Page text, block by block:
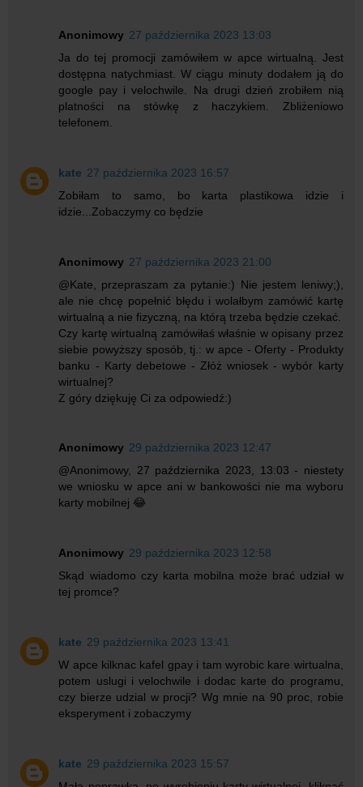
Anonimowy 27 października 2023 13:03
Ja do tej promocji zamówiłem w apce wirtualną. Jest
dostępna natychmiast. W ciągu minuty dodałem ją do
google pay i velochwile. Na drugi dzień zrobiłem nią
platności na stówkę z haczykiem. Zbliżeniowo
telefonem.
kate 27 października 2023 16:57
Zobiłam to samo, bo karta plastikowa idzie i
idzie...Zobaczymy co będzie
Anonimowy 27 października 2023 21:00
@Kate, przepraszam za pytanie:) Nie jestem leniwy;),
ale nie chcę popełnić błędu i wolałbym zamówić kartę
wirtualną a nie fizyczną, na którą trzeba będzie czekać.
Czy kartę wirtualną zamówiłaś właśnie w opisany przez
siebie powyższy sposób, tj.: w apce - Oferty - Produkty
banku - Karty debetowe - Złóż wniosek - wybór karty
wirtualnej?
Z góry dziękuję Ci za odpowiedź:)
Anonimowy 29 października 2023 12:47
@Anonimowy, 27 października 2023, 13:03 - niestety
we wniosku w apce ani w bankowości nie ma wyboru
karty mobilnej 😂
Anonimowy 29 października 2023 12:58
Skąd wiadomo czy karta mobilna może brać udział w
tej promce?
kate 29 października 2023 13:41
W apce kilknac kafel gpay i tam wyrobic kare wirtualna,
potem uslugi i velochwile i dodac karte do programu,
czy bierze udzial w procji? Wg mnie na 90 proc, robie
eksperyment i zobaczymy
kate 29 października 2023 15:57